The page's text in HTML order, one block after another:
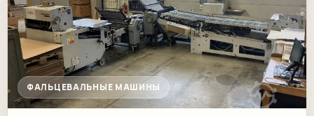
ФАЛЬЦЕВАЛЬНЫЕ МАШИНЫ